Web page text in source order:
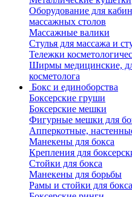
Оборудование для
массажных столов
Массажные валики
Стулья для массажа и
Тележки
Ширмы медицинские,
косметолога
Бокс и единоборства
Боксерские груши
Боксерские мешки
Фигурные мешки для
Апперкотные,
Манекены для бокса
Крепления для
Стойки для бокса
Манекены для борьбы
Рамы и стойки для бокса